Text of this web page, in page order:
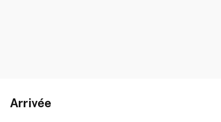
Arrivée